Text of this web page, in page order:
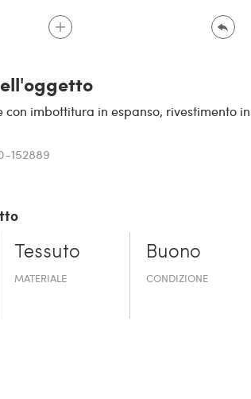
imbottitura in espanso, rivestimento
152889
Tessuto
MATERIALE
Buono
CONDIZIONE